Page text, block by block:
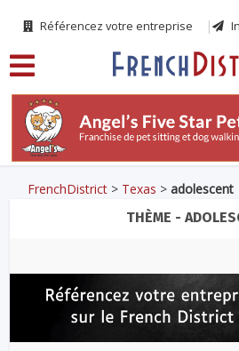
Référencez votre entreprise
FrenchDistrict > Texas >adolescent
THÈME -